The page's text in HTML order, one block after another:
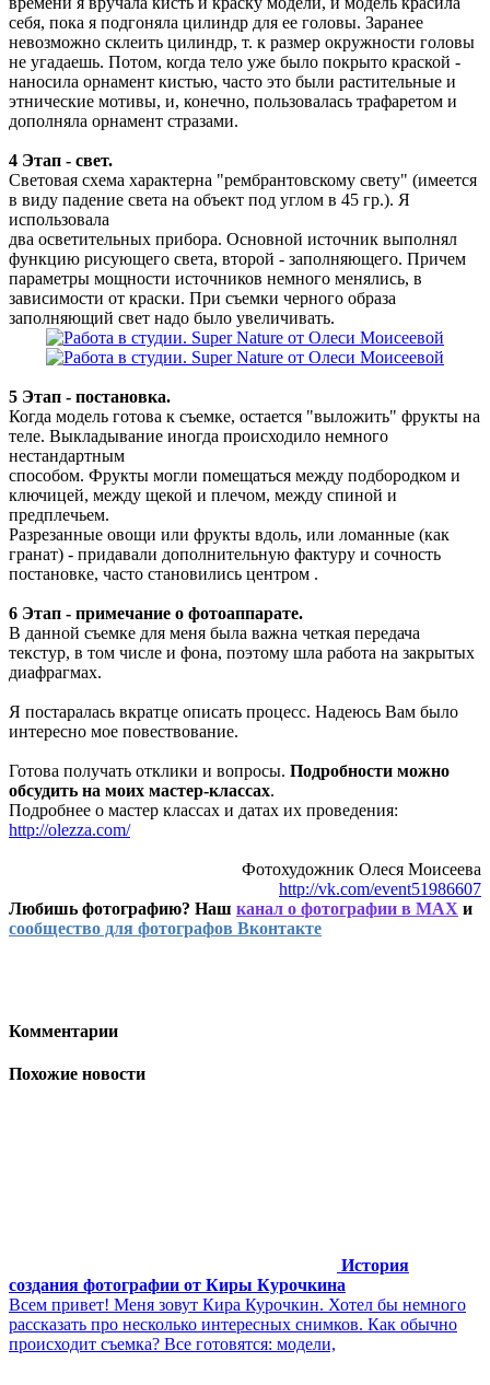
себя, пока я подгоняла цилиндр для ее головы. Заранее
невозможно склеить цилиндр, т. к размер окружности головы
не угадаешь. Потом, когда тело уже было покрыто краской -
наносила орнамент кистью, часто это были растительные и
этнические мотивы, и, конечно, пользовалась трафаретом и
дополняла орнамент стразами.
4 Этап - свет.
Световая схема характерна "рембрантовскому свету" (имеется
в виду падение света на объект под углом в 45 гр.). Я
использовала
два осветительных прибора. Основной источник выполнял
функцию рисующего света, второй - заполняющего. Причем
параметры мощности источников немного менялись, в
зависимости от краски. При съемки черного образа
заполняющий свет надо было увеличивать.
5 Этап - постановка.
Когда модель готова к съемке, остается "выложить" фрукты на
теле. Выкладывание иногда происходило немного
нестандартным
способом. Фрукты могли помещаться между подбородком и
ключицей, между щекой и плечом, между спиной и
предплечьем.
Разрезанные овощи или фрукты вдоль, или ломанные (как
гранат) - придавали дополнительную фактуру и сочность
постановке, часто становились центром .
6 Этап - примечание о фотоаппарате.
В данной съемке для меня была важна четкая передача
текстур, в том числе и фона, поэтому шла работа на закрытых
диафрагмах.
Я постаралась вкратце описать процесс. Надеюсь Вам было
интересно мое повествование.
Готова получать отклики и вопросы. Подробности можно
обсудить на моих мастер-классах.
Подробнее о мастер классах и датах их проведения:
http://olezza.com/
Фотохудожник Олеся Моисеева
http://vk.com/event51986607
Любишь фотографию? Наш канал о фотографии в MAX и
сообщество для фотографов Вконтакте
Комментарии
Похожие новости
История
создания фотографии от Киры Курочкина
Всем привет! Меня зовут Кира Курочкин. Хотел бы немного
рассказать про несколько интересных снимков. Как обычно
происходит съемка? Все готовятся: модели,